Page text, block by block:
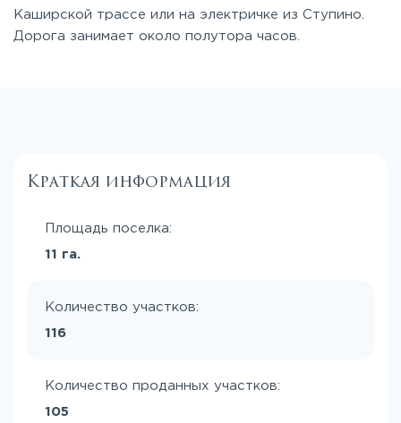
Каширской трассе или на электричке из Ступино.
Дорога занимает около полутора часов.
Краткая информация
Площадь поселка:
11 га.
Количество участков:
116
Количество проданных участков:
105